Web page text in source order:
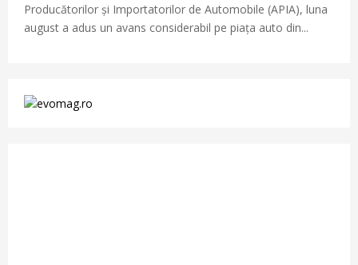
Producătorilor și Importatorilor de Automobile (APIA), luna
august a adus un avans considerabil pe piața auto din...